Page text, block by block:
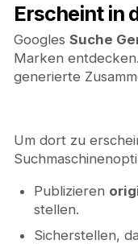
Erscheint in
Googles Suche
Marken
generierte
Um dort zu
Publizieren
stellen.
Sicherstellen,